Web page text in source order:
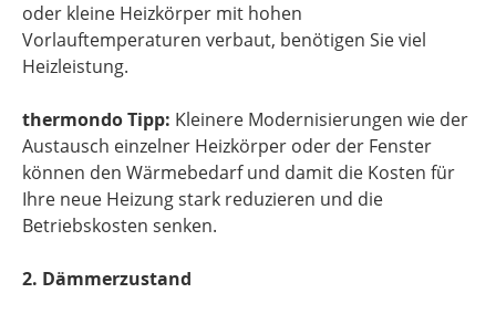
oder kleine Heizkörper mit hohen
Vorlauftemperaturen verbaut, benötigen Sie viel
Heizleistung.
thermondo Tipp: Kleinere Modernisierungen wie der
Austausch einzelner Heizkörper oder der Fenster
können den Wärmebedarf und damit die Kosten für
Ihre neue Heizung stark reduzieren und die
Betriebskosten senken.
2. Dämmerzustand